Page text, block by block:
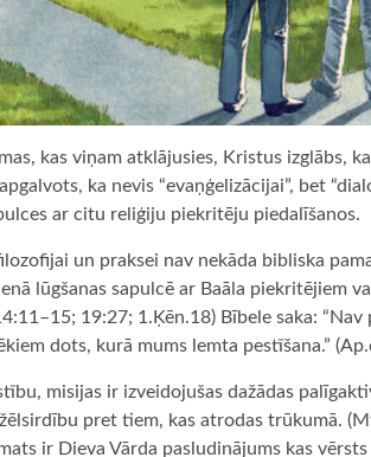
kas viņam atklājusies, Kristus izglābs,
ka nevis “evaņģelizācijai”, bet
ar citu reliģiju piekritēju piedalīšanos.
un praksei nav nekāda bibliska
lūgšanas sapulcē ar Baāla piekritējiem
19:27; 1.Ķēn.18) Bībele saka:
dots, kurā mums lemta pestīšana.”
misijas ir izveidojušas dažādas
pret tiem, kas atrodas trūkumā.
ir Dieva Vārda pasludinājums kas